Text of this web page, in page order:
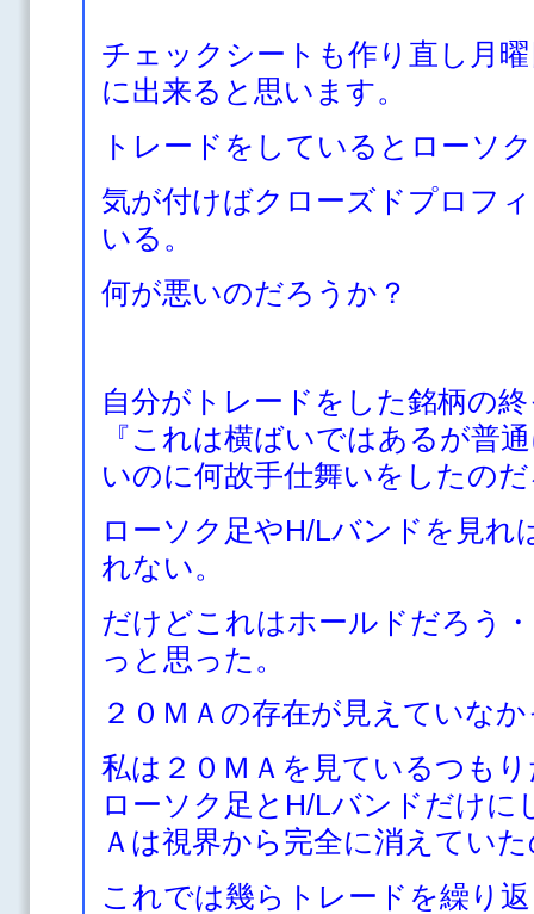
チェックシートも作り直し月
に出来ると思います。
トレードをしているとローソ
気が付けばクローズドプロフ
いる。
何が悪いのだろうか？
自分がトレードをした銘柄の
『これは横ばいではあるが普
いのに何故手仕舞いをしたの
ローソク足やH/Lバンドを見れ
れない。
だけどこれはホールドだろう
っと思った。
２０ＭＡの存在が見えていな
私は２０ＭＡを見ているつも
ローソク足とH/Lバンドだけに
Ａは視界から完全に消えてい
これでは幾らトレードを繰り